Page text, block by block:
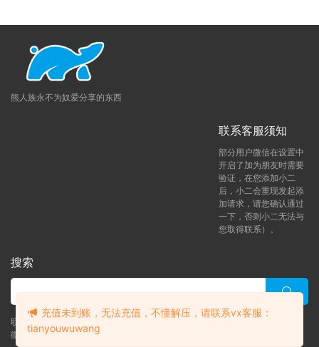
熊人族永不为奴爱分享的东西
联系客服须知
部分用户微信在设置中
开启了加为朋友时需要
验证，在您添加小二
后，小二会重现发起添
加请求，请您确认通过
一下，否则小二无法与
您取得联系）。
搜索
联系客服 (添加后告诉客服-来自熊人族咨询问题)
微信客服（tianyouwuwang）
充值未到账，无法充值，不懂解压，请联系vx客服：
tianyouwuwang